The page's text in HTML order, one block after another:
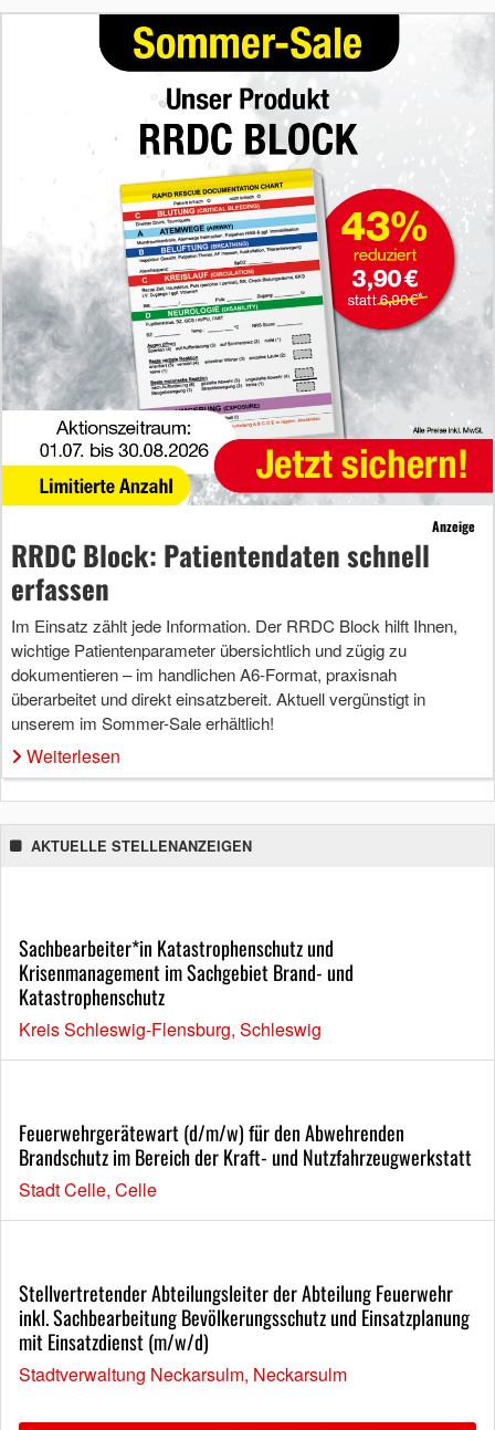
Anzeige
RRDC Block: Patientendaten schnell
erfassen
Im Einsatz zählt jede Information. Der RRDC Block hilft Ihnen,
wichtige Patientenparameter übersichtlich und zügig zu
dokumentieren – im handlichen A6-Format, praxisnah
überarbeitet und direkt einsatzbereit. Aktuell vergünstigt in
unserem im Sommer-Sale erhältlich!
Weiterlesen
AKTUELLE STELLENANZEIGEN
Sachbearbeiter*in Katastrophenschutz und
Krisenmanagement im Sachgebiet Brand- und
Katastrophenschutz
Kreis Schleswig-Flensburg, Schleswig
Feuerwehrgerätewart (d/m/w) für den Abwehrenden
Brandschutz im Bereich der Kraft- und Nutzfahrzeugwerkstatt
Stadt Celle, Celle
Stellvertretender Abteilungsleiter der Abteilung Feuerwehr
inkl. Sachbearbeitung Bevölkerungsschutz und Einsatzplanung
mit Einsatzdienst (m/w/d)
Stadtverwaltung Neckarsulm, Neckarsulm